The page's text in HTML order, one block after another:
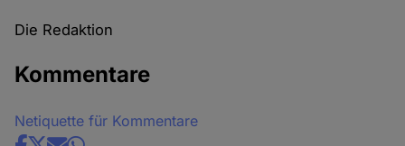
Die Redaktion
Kommentare
Netiquette für Kommentare